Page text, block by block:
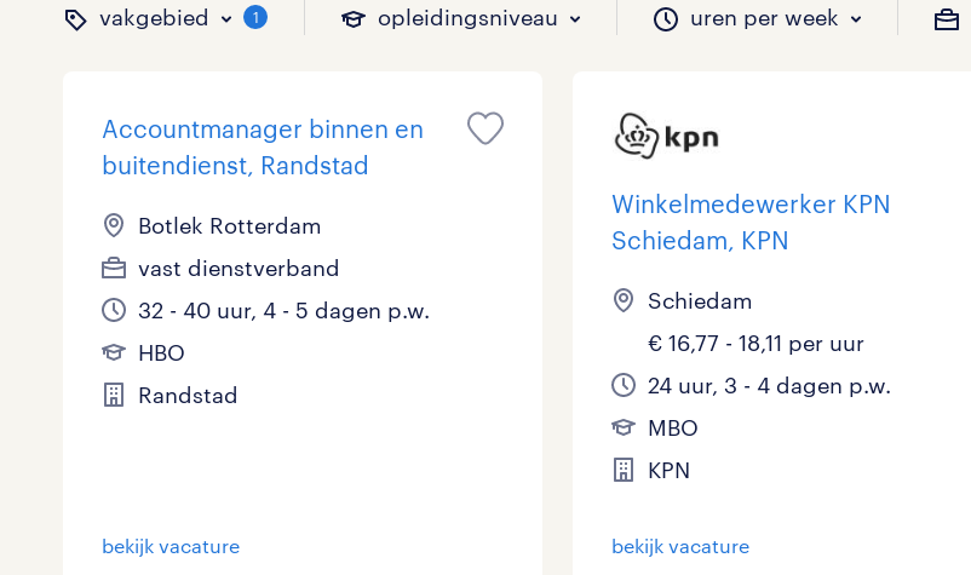
vakgebied 1 opleidingsniveau uren per week
binnen welk vakgebied wil je werken?
Administratief
Callcenter / Contactcenter
Engineering Financieel
Industrieel / Productie
Medisch Onderwijs
op welk niveau zoek je vacatures?
Basisonderwijs 0
HBO 1
MBO, HAVO, VWO Master 0
WO 0
toon 6 resultaten
hoeveel uren per week wil je werken?
0 - 8 uur 0
25 - 32 uur
welk soort dienstverband zou jij willen?
Detachering 0
Vast 2
Accountmanager binnen en
buitendienst, Randstad
Botlek Rotterdam
vast dienstverband
32 - 40 uur, 4 - 5 dagen p.w.
HBO
Randstad
bekijk vacature
Winkelmedewerker KPN
Schiedam, KPN
Schiedam
€ 16,77 - 18,11 per uur
24 uur, 3 - 4 dagen p.w.
MBO
KPN
bekijk vacature